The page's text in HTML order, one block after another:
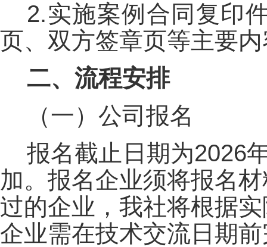
2.实施案例合同复印
页、双方签章页等主要
二、流程安排
（一）公司报名
报名截止日期为2026
加。报名企业须将报名
过的企业，我社将根据
企业需在技术交流日期